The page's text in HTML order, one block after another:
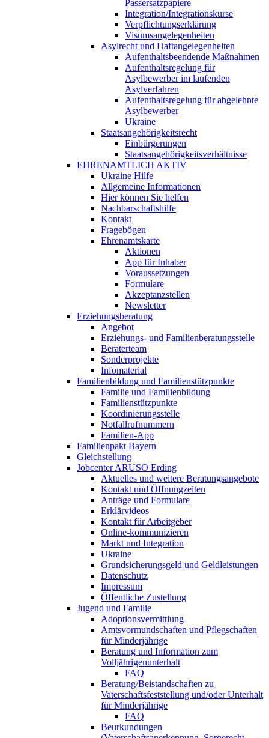
Passersatzpapiere
Integration/Integrationskurse
Verpflichtungserklärung
Visumsangelegenheiten
Asylrecht und Haftangelegenheiten
Aufenthaltsbeendende Maßnahmen
Aufenthaltsregelung für
Asylbewerber im laufenden
Asylverfahren
Aufenthaltsregelung für abgelehnte
Asylbewerber
Ukraine
Staatsangehörigkeitsrecht
Einbürgerungen
Staatsangehörigkeitsverhältnisse
EHRENAMTLICH AKTIV
Ukraine Hilfe
Allgemeine Informationen
Hier können Sie helfen
Nachbarschaftshilfe
Kontakt
Fragebögen
Ehrenamtskarte
Aktionen
App für Inhaber
Voraussetzungen
Formulare
Akzeptanzstellen
Newsletter
Erziehungsberatung
Angebot
Erziehungs- und Familienberatungsstelle
Beraterteam
Sonderprojekte
Infomaterial
Familienbildung und Familienstützpunkte
Familie und Familienbildung
Familienstützpunkte
Koordinierungsstelle
Notfallrufnummern
Familien-App
Familienpakt Bayern
Gleichstellung
Jobcenter ARUSO Erding
Aktuelles und weitere Beratungsangebote
Kontakt und Öffnungzeiten
Anträge und Formulare
Erklärvideos
Kontakt für Arbeitgeber
Online-kommunizieren
Markt und Integration
Ukraine
Grundsicherungsgeld und Geldleistungen
Datenschutz
Impressum
Öffentliche Zustellung
Jugend und Familie
Adoptionsvermittlung
Amtsvormundschaften und Pflegschaften
für Minderjährige
Beratung und Information zum
Volljährigenunterhalt
FAQ
Beratung/Beistandschaften zu
Vaterschaftsfeststellung und/oder Unterhalt
für Minderjährige
FAQ
Beurkundungen